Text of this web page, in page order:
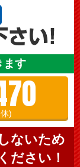
ます
)
ないため
ださい！